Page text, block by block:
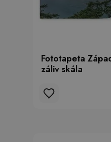
Fototapeta
záliv skála